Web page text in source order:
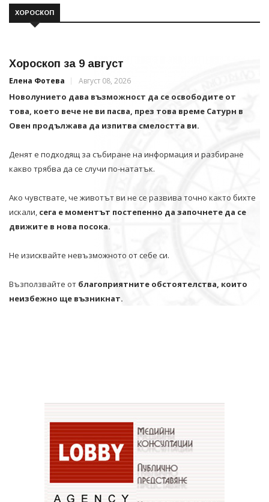
ХОРОСКОП
Хороскоп за 9 август
Елена Фотева Август 08, 2026
Новолунието дава възможност да се освободите от
това, което вече не ви пасва, през това време Сатурн в
Овен продължава да изпитва смелостта ви.
Денят е подходящ за събиране на информация и разбиране
какво трябва да се случи по-нататък.
Ако чувствате, че животът ви не се развива точно както бихте
искали, сега е моментът постепенно да започнете да се
движите в нова посока.
Не изисквайте невъзможното от себе си.
Възползвайте от благоприятните обстоятелства, които
неизбежно ще възникнат.